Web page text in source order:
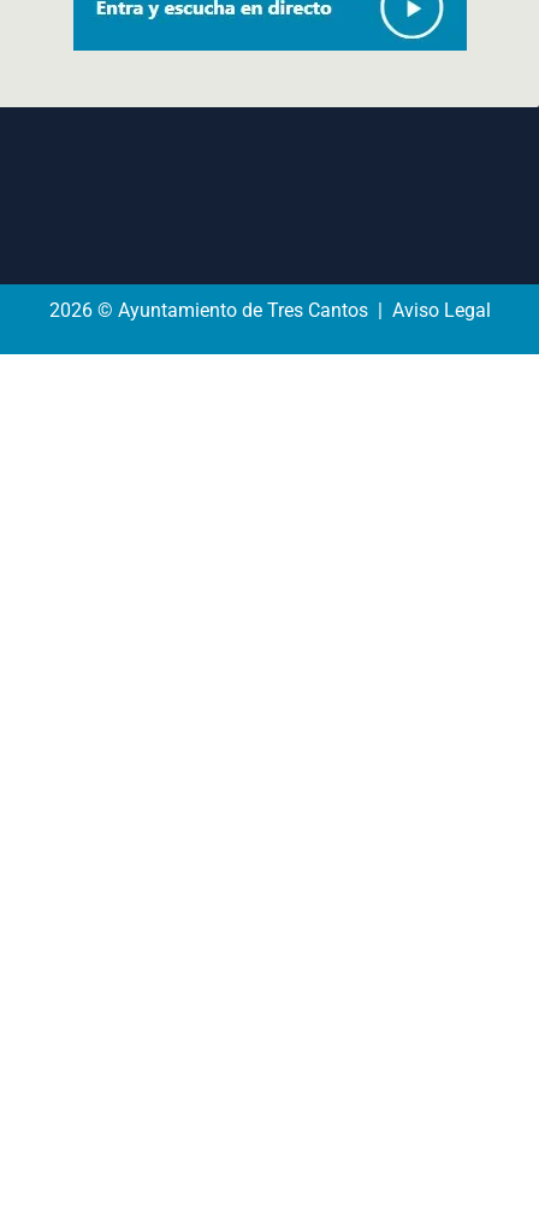
2026 © Ayuntamiento de Tres Cantos | Aviso Legal